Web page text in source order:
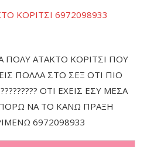
ΠΟΛΥ ΑΤΑΚΤΟ ΚΟΡΙΤΣΙ ΠΟΥ
ΠΟΛΛΑ ΣΤΟ ΣΕΞ ΟΤΙ ΠΙΟ
ΟΤΙ ΕΧΕΙΣ ΕΣΥ ΜΕΣΑ
ΝΑ ΤΟ ΚΑΝΩ ΠΡΑΞΗ
6972098933